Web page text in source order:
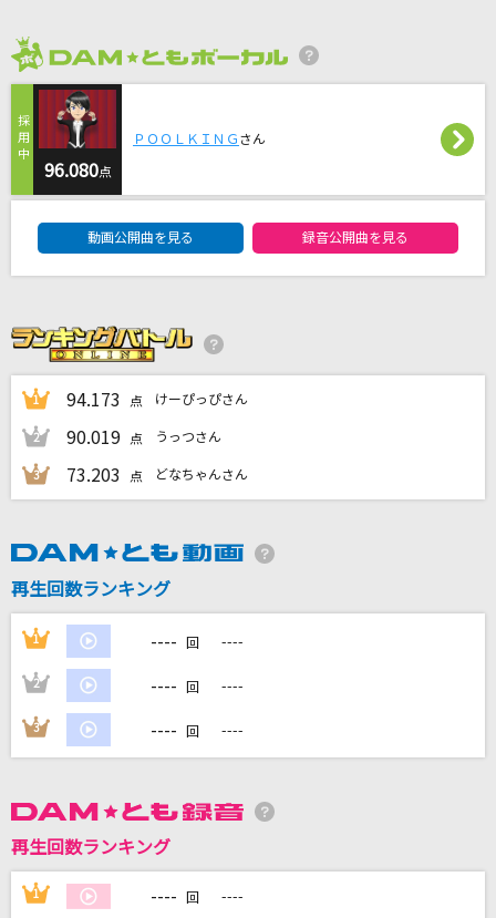
平井堅
Do You Hear The People Sing? (Nipponglish
ver.) [民衆の歌]
Aaron Tveit/Eddie Redmayne/Students/Les Miserables Cast
[オリカラ]離したくはない 1992/4/23新宿日清
パワーステーション
T-BOLAN
大塚 愛
カラオケ最新情報をチェック！
DAMに会員登録・ログインして
自宅でカラオケ歌い放題！
家族や友達と一緒に！練習にも！
96.080点
ＰＯＯＬＫＩＮＧ さん
動画公開曲を見る 録音公開曲を見る
1 94.173 点 けーぴっぴさん
2 90.019 点 うっつさん
3 73.203 点 どなちゃんさん
再生回数ランキング
1 ---- 回 ----
2 ---- 回 ----
3 ---- 回 ----
再生回数ランキング
1 ---- 回 ----